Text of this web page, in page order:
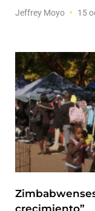
Jeffrey Moyo 15
crecimiento”